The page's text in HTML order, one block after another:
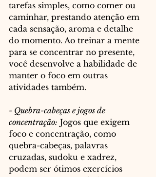
tarefas simples, como comer ou
caminhar, prestando atenção em
cada sensação, aroma e detalhe
do momento. Ao treinar a mente
para se concentrar no presente,
você desenvolve a habilidade de
manter o foco em outras
atividades também.
- Quebra-cabeças e jogos de
concentração: Jogos que exigem
foco e concentração, como
quebra-cabeças, palavras
cruzadas, sudoku e xadrez,
podem ser ótimos exercícios